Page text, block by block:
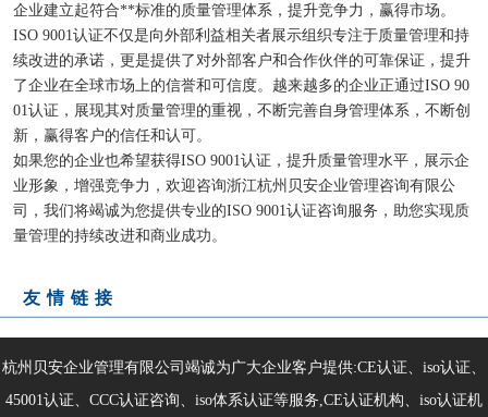
企业建立起符合**标准的质量管理体系，提升竞争力，赢得市场。
ISO 9001认证不仅是向外部利益相关者展示组织专注于质量管理和持
续改进的承诺，更是提供了对外部客户和合作伙伴的可靠保证，提升
了企业在全球市场上的信誉和可信度。越来越多的企业正通过ISO 90
01认证，展现其对质量管理的重视，不断完善自身管理体系，不断创
新，赢得客户的信任和认可。
如果您的企业也希望获得ISO 9001认证，提升质量管理水平，展示企
业形象，增强竞争力，欢迎咨询浙江杭州贝安企业管理咨询有限公
司，我们将竭诚为您提供专业的ISO 9001认证咨询服务，助您实现质
量管理的持续改进和商业成功。
友情链接
杭州贝安企业管理有限公司竭诚为广大企业客户提供:CE认证、iso认证、
45001认证、CCC认证咨询、iso体系认证等服务,CE认证机构、iso认证机